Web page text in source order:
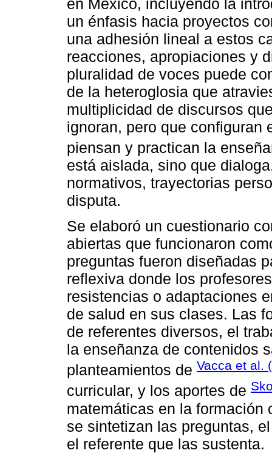
en México, incluyendo la
un énfasis hacia proyectos
una adhesión lineal a estos
reacciones, apropiaciones y
pluralidad de voces puede
de la heteroglosia que
multiplicidad de discursos
ignoran, pero que configuran
piensan y practican la
está aislada, sino que
normativos, trayectorias
disputa.
Se elaboró un cuestionario
abiertas que funcionaron
preguntas fueron diseñadas
reflexiva donde los
resistencias o adaptaciones
de salud en sus clases. Las
de referentes diversos, el
la enseñanza de contenidos
planteamientos de Vacca et al.
curricular, y los aportes de
matemáticas en la
se sintetizan las preguntas,
el referente que las sustenta.